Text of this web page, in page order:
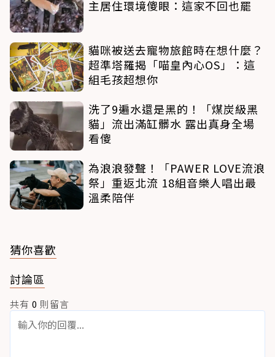
主居住環境傻眼：這家不回也罷
貓咪被送去寵物旅館時在想什麼？
超準塔羅揭「喵皇內心OS」：這
組毛孩超想你
洗了9遍水還是黑的！「煤炭級黑
貓」流出滿缸髒水 露出真身全場
看傻
為浪浪發聲！「PAWER LOVE流浪
祭」重返北流 18組音樂人唱出最
溫柔陪伴
猜你喜歡
討論區
共有 0 則留言